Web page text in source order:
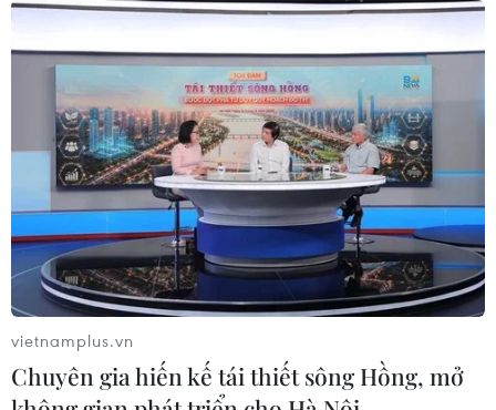
vietnamplus.vn
Chuyên gia hiến kế tái thiết sông Hồng, mở